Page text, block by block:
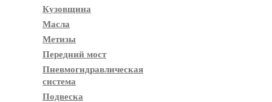
Кузовщина
Масла
Метизы
Передний мост
Пневмогидравлическая
система
Подвеска